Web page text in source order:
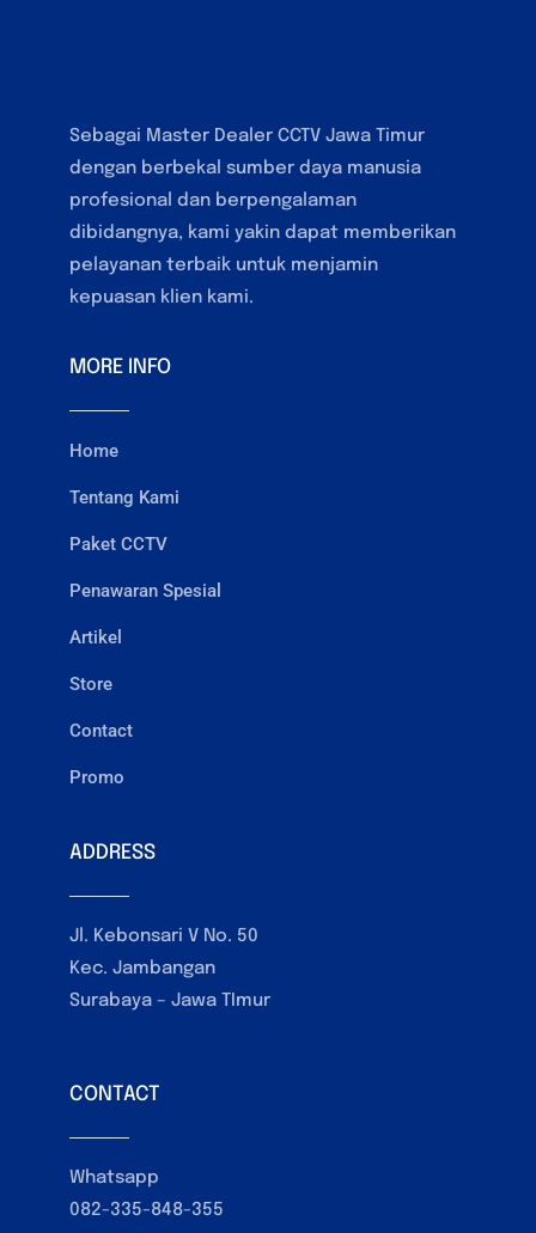
Sebagai Master Dealer CCTV Jawa Timur
dengan berbekal sumber daya manusia
profesional dan berpengalaman
dibidangnya, kami yakin dapat memberikan
pelayanan terbaik untuk menjamin
kepuasan klien kami.
MORE INFO
Home
Tentang Kami
Paket CCTV
Penawaran Spesial
Artikel
Store
Contact
Promo
ADDRESS
Jl. Kebonsari V No. 50
Kec. Jambangan
Surabaya – Jawa TImur
CONTACT
Whatsapp
082-335-848-355